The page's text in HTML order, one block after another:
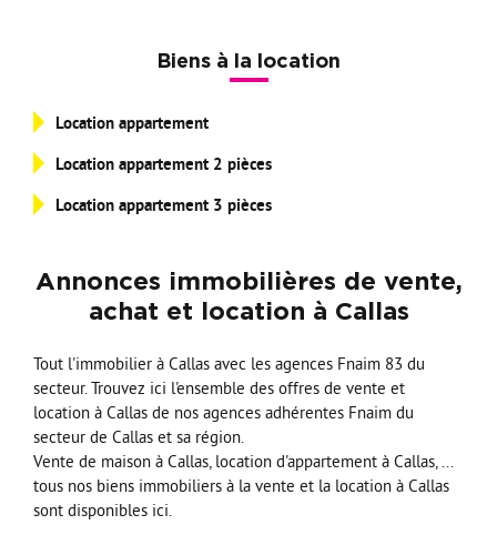
Biens à la location
Location appartement
Location appartement 2 pièces
Location appartement 3 pièces
Annonces immobilières de vente,
achat et location à Callas
Tout l'immobilier à Callas avec les agences Fnaim 83 du
secteur. Trouvez ici l'ensemble des offres de vente et
location à Callas de nos agences adhérentes Fnaim du
secteur de Callas et sa région.
Vente de maison à Callas, location d'appartement à Callas, ...
tous nos biens immobiliers à la vente et la location à Callas
sont disponibles ici.